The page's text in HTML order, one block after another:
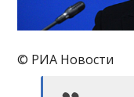
© РИА Новости